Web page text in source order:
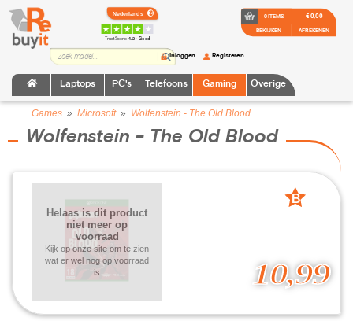
TrustScore:4.2 • Goed
Laptops PC's Telefoons Gaming Overige
Inloggen Registeren
0 ITEMS
BEKIJKEN
€ 0,00
AFREKENEN
Games » Microsoft» Wolfenstein - The Old Blood
Wolfenstein - The Old Blood
10,99
Helaas is dit product
niet meer op
voorraad
Kijk op onze site om te zien
wat er wel nog op voorraad
is
B